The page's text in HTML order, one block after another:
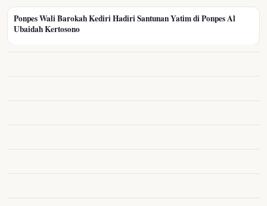
Ponpes Wali Barokah Kediri Hadiri Santunan Yatim di Ponpes Al
Ubaidah Kertosono